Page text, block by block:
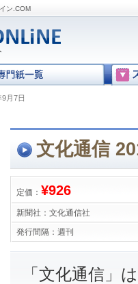
ン.COM
月7日
文化通信
定価： ¥926
新聞社： 文化通信社
発行間隔： 週刊
「文化通信」